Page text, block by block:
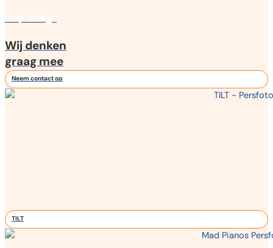
Wij denken
graag mee
Neem contact op
TILT